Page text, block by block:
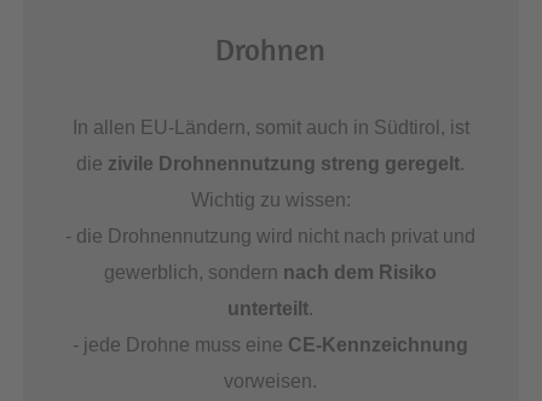
Drohnen
In allen EU-Ländern, somit auch in Südtirol, ist
die zivile Drohnennutzung streng geregelt.
Wichtig zu wissen:
- die Drohnennutzung wird nicht nach privat und
gewerblich, sondern nach dem Risiko
unterteilt.
- jede Drohne muss eine CE-Kennzeichnung
vorweisen.